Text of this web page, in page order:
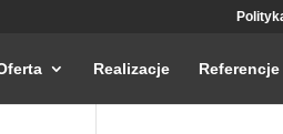
Realizacje Referencje